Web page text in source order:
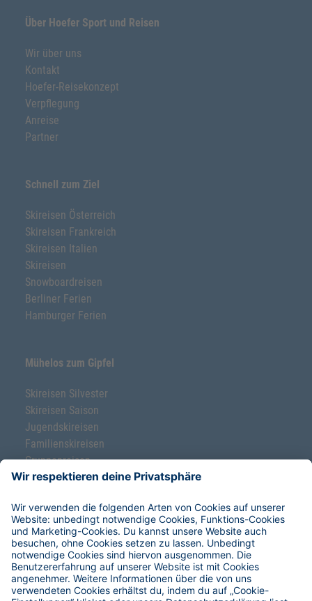
Über Hoefer Sport und Reisen
Wir über uns
Kontakt
Hoefer-Reisekonzept
Verpflegung
Anreise
Partner
Schnell zum Ziel
Skireisen Österreich
Skireisen Frankreich
Skireisen Italien
Skireisen
Snowboardreisen
Berliner Ferien
Hamburger Ferien
Mühelos zum Gipfel
Skireisen Silvester
Skireisen Saison
Jugendskireisen
Familienskireisen
Gruppenreisen
Ski-Klassenfahrten
Service & Hilfe
Hoefer Skiverleih
Reise-Versicherungen